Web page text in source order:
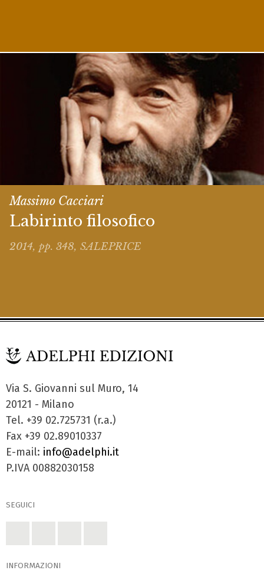
Massimo Cacciari
Labirinto filosofico
2014, pp. 348, SALEPRICE
Via S. Giovanni sul Muro, 14
20121 - Milano
Tel. +39 02.725731 (r.a.)
Fax +39 02.89010337
E-mail: info@adelphi.it
P.IVA 00882030158
SEGUICI
INFORMAZIONI